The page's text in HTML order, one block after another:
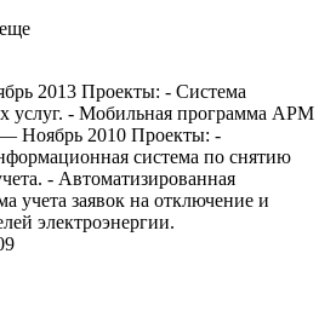
2013 Проекты: - Система
услуг. - Мобильная программа АРМ
Ноябрь 2010 Проекты: -
система по снятию
- Автоматизированная
учета заявок на отключение и
электроэнергии.